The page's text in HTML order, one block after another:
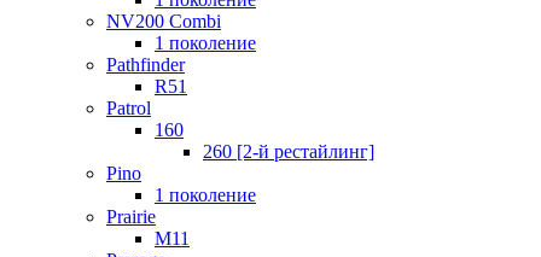
NV200 Combi
1 поколение
Pathfinder
R51
Patrol
160
260 [2-й рестайлинг]
Pino
1 поколение
Prairie
M11